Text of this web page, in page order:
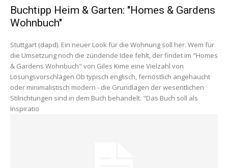
Buchtipp Heim & Garten: "Homes & Gardens
Wohnbuch"
Stuttgart (dapd). Ein neuer Look für die Wohnung soll her. Wem für
die Umsetzung noch die zündende Idee fehlt, der findet im "Homes
& Gardens Wohnbuch" von Giles Kime eine Vielzahl von
Lösungsvorschlägen.Ob typisch englisch, fernöstlich angehaucht
oder minimalistisch modern - die Grundlagen der wesentlichen
Stilrichtungen sind in dem Buch behandelt. "Das Buch soll als
Inspiratio